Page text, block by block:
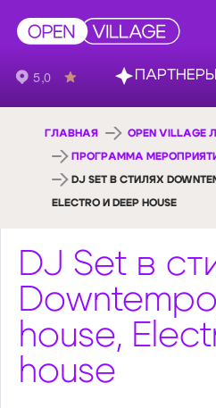
ГЛАВНАЯ OPEN VILLAGE
ПРОГРАММА
DJ SET В СТИЛЯХ
ELECTRO И DEEP HOUSE
DJ Set в
house,
house